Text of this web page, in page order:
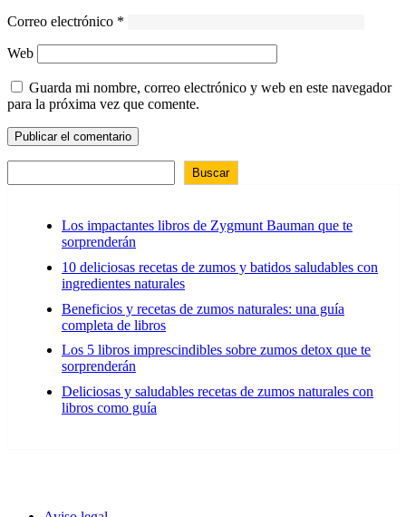
Correo electrónico *
Web
Guarda mi nombre, correo electrónico y web en este navegador
para la próxima vez que comente.
Buscar
Los impactantes libros de Zygmunt Bauman que te
sorprenderán
10 deliciosas recetas de zumos y batidos saludables con
ingredientes naturales
Beneficios y recetas de zumos naturales: una guía
completa de libros
Los 5 libros imprescindibles sobre zumos detox que te
sorprenderán
Deliciosas y saludables recetas de zumos naturales con
libros como guía